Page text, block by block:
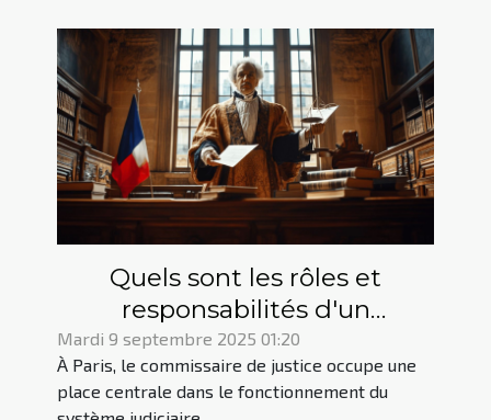
Quels sont les rôles et
responsabilités d'un
commissaire de justice à Paris
?
Mardi 9 septembre 2025 01:20
À Paris, le commissaire de justice occupe une
place centrale dans le fonctionnement du